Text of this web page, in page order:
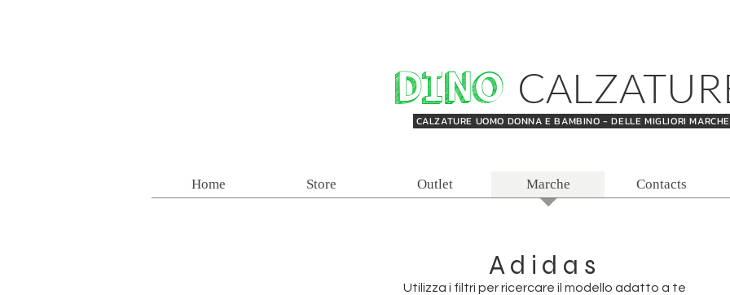
DINO
CALZATURE UOMO DONNA E BAMBINO - DELLE MIGLIORI MARCHE
Home Store Outlet Marche Contacts
Adidas
Utilizza i filtri per ricercare il modello adatto a te